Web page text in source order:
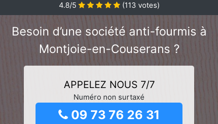
4.8/5
(113 votes)
Besoin d’une société anti-fourmis à
Montjoie-en-Couserans ?
APPELEZ NOUS 7/7
Numéro non surtaxé
09 73 76 26 31